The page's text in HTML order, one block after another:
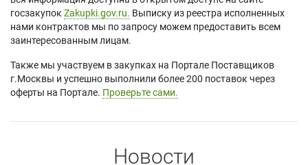
госзакупок Zakupki.gov.ru. Выписку из реестра исполненных
нами контрактов мы по запросу можем предоставить всем
заинтересованным лицам.
Также мы участвуем в закупках на Портале Поставщиков
г.Москвы и успешно выполнили более 200 поставок через
оферты на Портале. Проверьте сами.
Новости